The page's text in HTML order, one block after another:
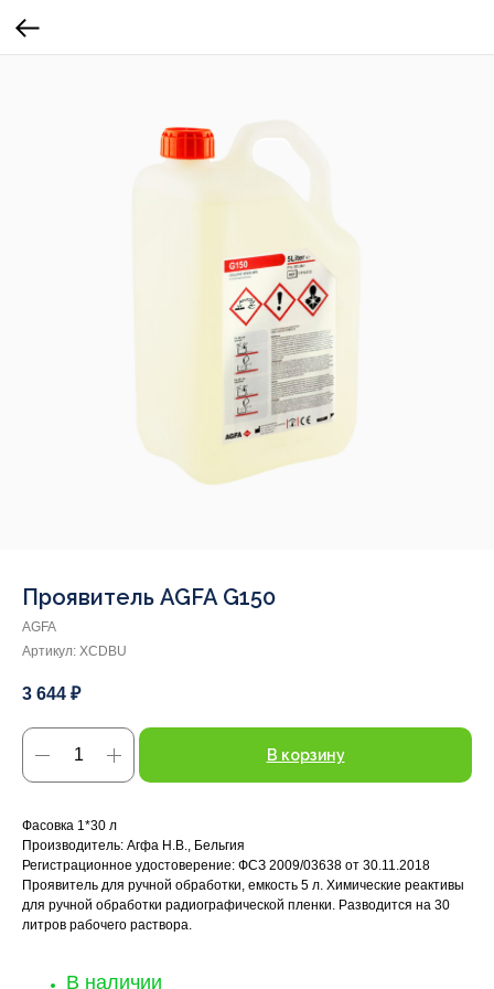
Проявитель AGFA G150
AGFA
Артикул: XCDBU
3 644 ₽
В корзину
Фасовка 1*30 л
Производитель: Агфа Н.В., Бельгия
Регистрационное удостоверение: ФСЗ 2009/03638 от 30.11.2018
Проявитель для ручной обработки, емкость 5 л. Химические реактивы
для ручной обработки радиографической пленки. Разводится на 30
литров рабочего раствора.
В наличии